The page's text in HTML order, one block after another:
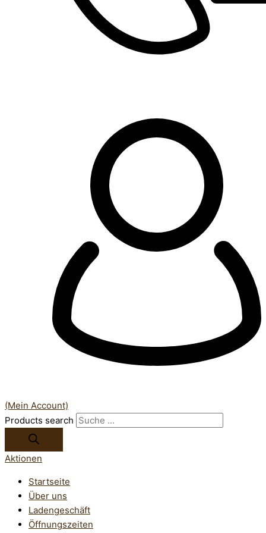
(Mein Account)
Products search
Aktionen
Startseite
Über uns
Ladengeschäft
Öffnungszeiten